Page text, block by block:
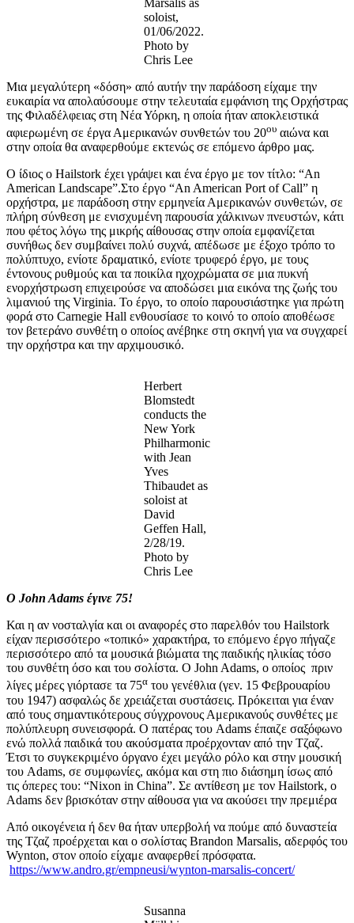
Marsalis as
soloist,
01/06/2022.
Photo by
Chris Lee
Μια μεγαλύτερη «δόση» από αυτήν την παράδοση είχαμε την
ευκαιρία να απολαύσουμε στην τελευταία εμφάνιση της Ορχήστρας
της Φιλαδέλφειας στη Νέα Υόρκη, η οποία ήταν αποκλειστικά
αφιερωμένη σε έργα Αμερικανών συνθετών του 20ου αιώνα και
στην οποία θα αναφερθούμε εκτενώς σε επόμενο άρθρο μας.
Ο ίδιος ο Hailstork έχει γράψει και ένα έργο με τον τίτλο: “An
American Landscape”.Στο έργο “An American Port of Call” η
ορχήστρα, με παράδοση στην ερμηνεία Αμερικανών συνθετών, σε
πλήρη σύνθεση με ενισχυμένη παρουσία χάλκινων πνευστών, κάτι
που φέτος λόγω της μικρής αίθουσας στην οποία εμφανίζεται
συνήθως δεν συμβαίνει πολύ συχνά, απέδωσε με έξοχο τρόπο το
πολύπτυχο, ενίοτε δραματικό, ενίοτε τρυφερό έργο, με τους
έντονους ρυθμούς και τα ποικίλα ηχοχρώματα σε μια πυκνή
ενορχήστρωση επιχειρούσε να αποδώσει μια εικόνα της ζωής του
λιμανιού της Virginia. Το έργο, το οποίο παρουσιάστηκε για πρώτη
φορά στο Carnegie Hall ενθουσίασε το κοινό το οποίο αποθέωσε
τον βετεράνο συνθέτη ο οποίος ανέβηκε στη σκηνή για να συγχαρεί
την ορχήστρα και την αρχιμουσικό.
Herbert
Blomstedt
conducts the
New York
Philharmonic
with Jean
Yves
Thibaudet as
soloist at
David
Geffen Hall,
2/28/19.
Photo by
Chris Lee
Ο John Adams έγινε 75!
Και η αν νοσταλγία και οι αναφορές στο παρελθόν του Hailstork
είχαν περισσότερο «τοπικό» χαρακτήρα, το επόμενο έργο πήγαζε
περισσότερο από τα μουσικά βιώματα της παιδικής ηλικίας τόσο
του συνθέτη όσο και του σολίστα. Ο John Adams, ο οποίος πριν
λίγες μέρες γιόρτασε τα 75α του γενέθλια (γεν. 15 Φεβρουαρίου
του 1947) ασφαλώς δε χρειάζεται συστάσεις. Πρόκειται για έναν
από τους σημαντικότερους σύγχρονους Αμερικανούς συνθέτες με
πολύπλευρη συνεισφορά. Ο πατέρας του Adams έπαιζε σαξόφωνο
ενώ πολλά παιδικά του ακούσματα προέρχονταν από την Τζαζ.
Έτσι το συγκεκριμένο όργανο έχει μεγάλο ρόλο και στην μουσική
του Adams, σε συμφωνίες, ακόμα και στη πιο διάσημη ίσως από
τις όπερες του: “Nixon in China”. Σε αντίθεση με τον Hailstork, ο
Adams δεν βρισκόταν στην αίθουσα για να ακούσει την πρεμιέρα
Από οικογένεια ή δεν θα ήταν υπερβολή να πούμε από δυναστεία
της Τζαζ προέρχεται και ο σολίστας Brandon Marsalis, αδερφός του
Wynton, στον οποίο είχαμε αναφερθεί πρόσφατα.
https://www.andro.gr/empneusi/wynton-marsalis-concert/
Susanna